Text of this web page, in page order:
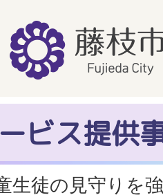
ビス提供
生徒の見守りを